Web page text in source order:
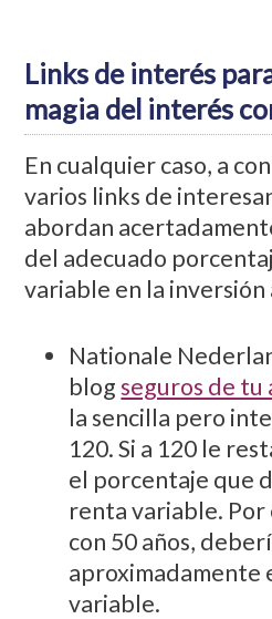
Links de interés
magia del interés
En cualquier caso, a
varios links de
abordan
del adecuado
variable en la inversión
Nationale
blogseguros de tu
la sencilla pero
120. Si a 120 le
el porcentaje que
renta variable.
con 50 años,
aproximadamente
variable.